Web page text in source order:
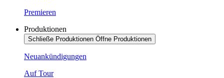
Premieren
Produktionen
Schließe Produktionen Öffne Produktionen
Neuankündigungen
Auf Tour